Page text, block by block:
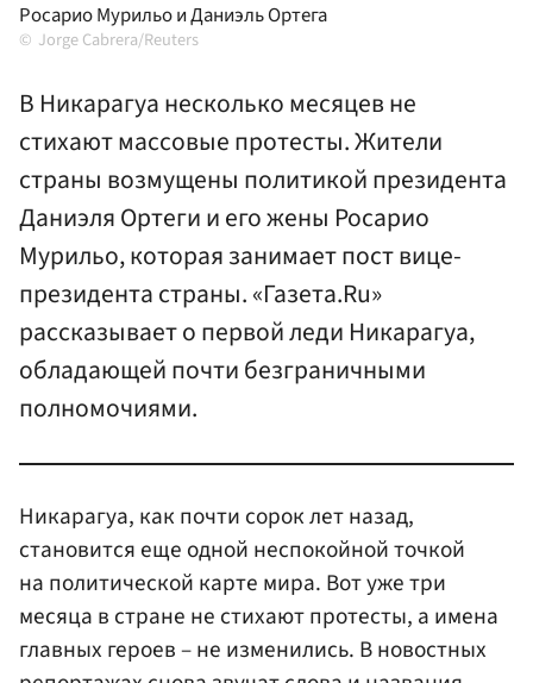
Росарио Мурильо и Даниэль Ортега
Jorge Cabrera/Reuters
В Никарагуа несколько месяцев не
стихают массовые протесты. Жители
страны возмущены политикой президента
Даниэля Ортеги и его жены Росарио
Мурильо, которая занимает пост вице-
президента страны. «Газета.Ru»
рассказывает о первой леди Никарагуа,
обладающей почти безграничными
полномочиями.
Никарагуа, как почти сорок лет назад,
становится еще одной неспокойной точкой
на политической карте мира. Вот уже три
месяца в стране не стихают протесты, а имена
главных героев – не изменились. В новостных